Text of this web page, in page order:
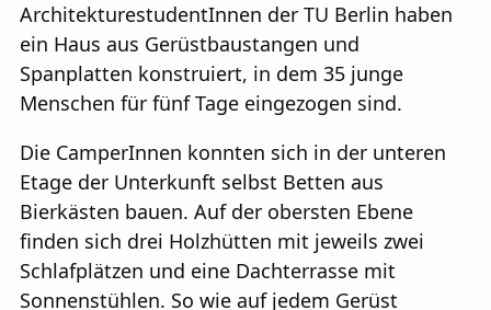
ArchitekturestudentInnen der TU Berlin haben
ein Haus aus Gerüstbaustangen und
Spanplatten konstruiert, in dem 35 junge
Menschen für fünf Tage eingezogen sind.
Die CamperInnen konnten sich in der unteren
Etage der Unterkunft selbst Betten aus
Bierkästen bauen. Auf der obersten Ebene
finden sich drei Holzhütten mit jeweils zwei
Schlafplätzen und eine Dachterrasse mit
Sonnenstühlen. So wie auf jedem Gerüst